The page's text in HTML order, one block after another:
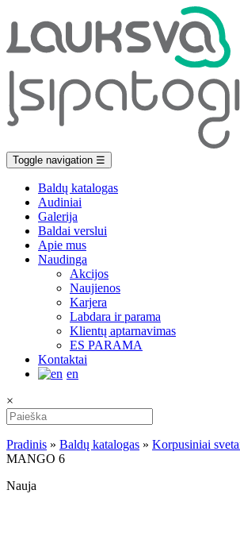
Toggle navigation ☰
Baldų katalogas
Audiniai
Galerija
Baldai verslui
Apie mus
Naudinga
Akcijos
Naujienos
Karjera
Labdara ir parama
Klientų aptarnavimas
ES PARAMA
Kontaktai
en
×
Pradinis » Baldų katalogas » Korpusiniai
MANGO 6
Nauja